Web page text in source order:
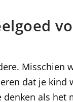
Misschien
dat je kind
denken als het